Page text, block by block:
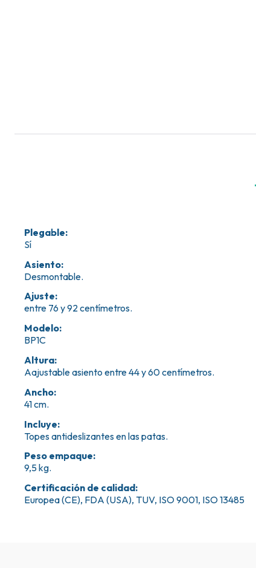
Plegable:
Sí
Asiento:
Desmontable.
Ajuste:
entre 76 y 92 centímetros.
Modelo:
BP1C
Altura:
Aajustable asiento entre 44 y 60 centímetros.
Ancho:
41 cm.
Incluye:
Topes antideslizantes en las patas.
Peso empaque:
9,5 kg.
Certificación de calidad:
Europea (CE), FDA (USA), TUV, ISO 9001, ISO 13485